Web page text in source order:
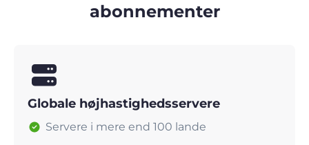
abonnementer
Globale højhastighedsservere
Servere i mere end 100 lande